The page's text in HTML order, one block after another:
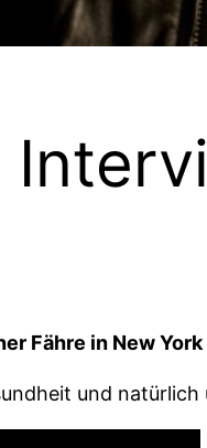
Fähre in New
und